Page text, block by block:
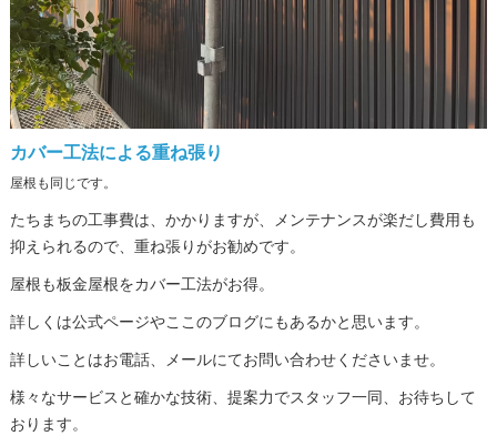
カバー工法による重ね張り
屋根も同じです。
たちまちの工事費は、かかりますが、メンテナンスが楽だし費用も
抑えられるので、重ね張りがお勧めです。
屋根も板金屋根をカバー工法がお得。
詳しくは公式ページやここのブログにもあるかと思います。
詳しいことはお電話、メールにてお問い合わせくださいませ。
様々なサービスと確かな技術、提案力でスタッフ一同、お待ちして
おります。